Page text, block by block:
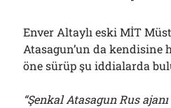
Enver Altaylı eski MİT
Atasagun’un da kendisine
öne sürüp şu iddialarda
“Şenkal Atasagun Rus